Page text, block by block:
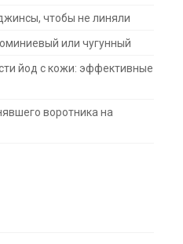
чтобы не линяли
или чугунный
йод с кожи: эффективные
воротника на